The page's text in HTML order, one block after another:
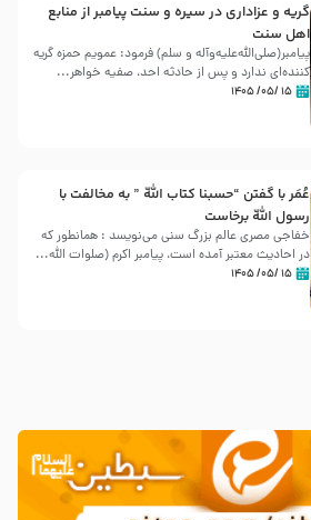
گریه و عزاداری در سیره و سنت پیامبر از منابع
اهل سنت
پیامبر(صلی‌الله‌علیه‌وآله و سلم) فرمود: عمویم حمزه گریه
کننده‌ای ندارد و پس از حادثه احد، صفیه خواهر...
۱۵ /۰۵/ ۱۴۰۵
عُمَر با گفتن “حسبنا كتاب اللّه ” به مخالفت با
رسول اللّه برخاست
خفاجی مصری عالم بزرگ سنی می‌نویسد : همانطور که
در احادیث معتبر آمده است، پیامبر اکرم (صلوات اللّه...
۱۵ /۰۵/ ۱۴۰۵